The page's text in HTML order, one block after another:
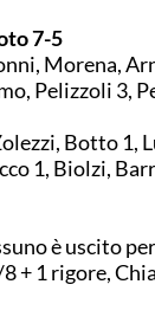
7-5
Morena,
Pelizzoli 3,
Botto 1,
1, Biolzi,
è uscito
+ 1 rigore,